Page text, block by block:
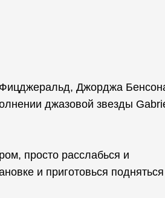
Фицджеральд, Джорджа
джазовой звезды
просто расслабься и
и приготовься